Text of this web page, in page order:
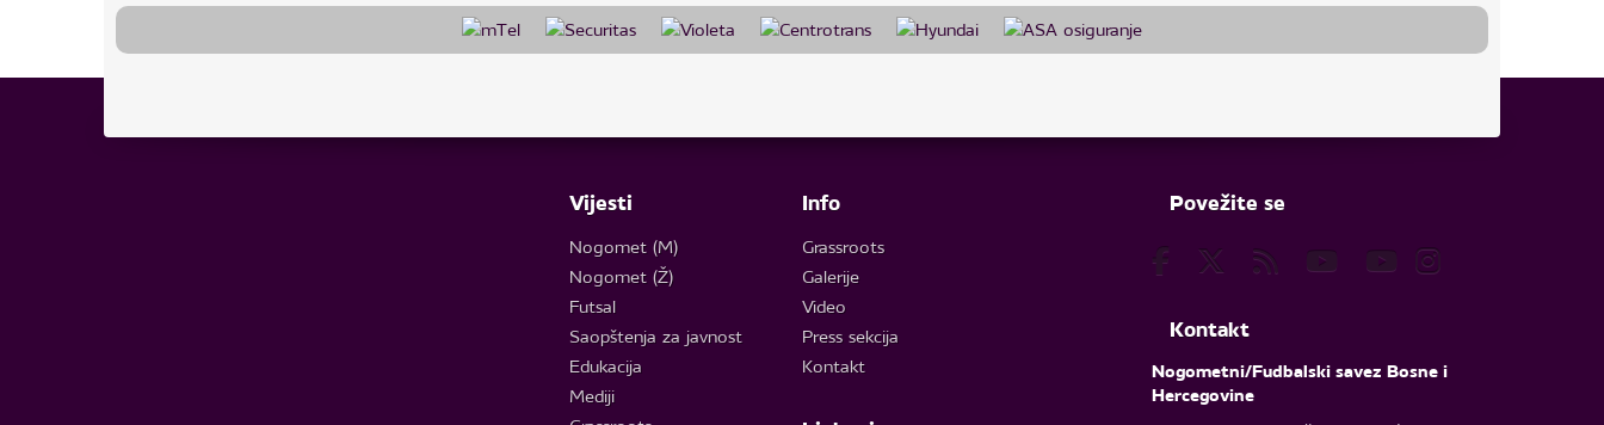
Vijesti
Nogomet (M)
Nogomet (Ž)
Futsal
Saopštenja za javnost
Edukacija
Mediji
Info
Grassroots
Galerije
Video
Press sekcija
Kontakt
Povežite se
Kontakt
Nogometni/Fudbalski savez Bosne i
Hercegovine